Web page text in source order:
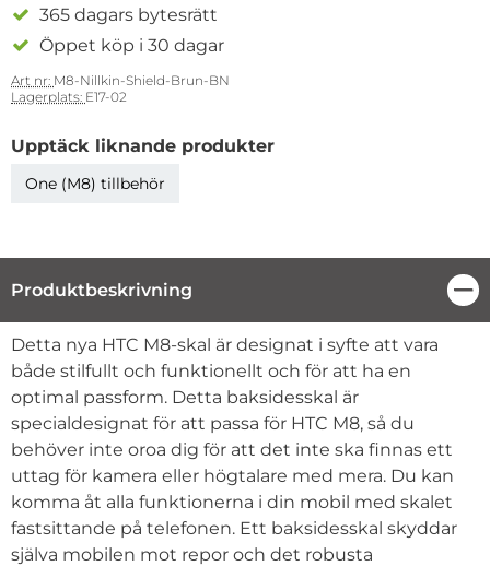
365 dagars bytesrätt
Öppet köp i 30 dagar
Art nr: M8-Nillkin-Shield-Brun-BN
Lagerplats: E17-02
Upptäck liknande produkter
One (M8) tillbehör
Produktbeskrivning
Produktbeskrivning
Detta nya HTC M8-skal är designat i syfte att vara
både stilfullt och funktionellt och för att ha en
optimal passform. Detta baksidesskal är
specialdesignat för att passa för HTC M8, så du
behöver inte oroa dig för att det inte ska finnas ett
uttag för kamera eller högtalare med mera. Du kan
komma åt alla funktionerna i din mobil med skalet
fastsittande på telefonen. Ett baksidesskal skyddar
själva mobilen mot repor och det robusta